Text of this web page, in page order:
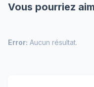
Vous pourriez
Error: Aucun résultat.